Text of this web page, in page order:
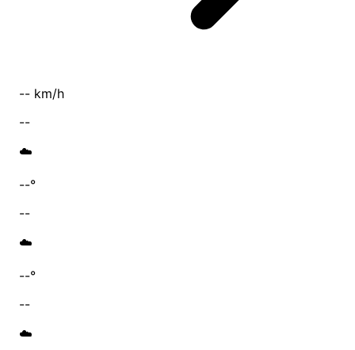
-- km/h
--
☁️
--°
--
☁️
--°
--
☁️